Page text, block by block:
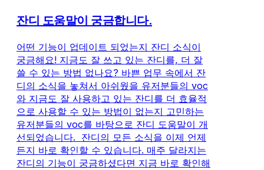
잔디 도움말이 궁금합니다.
어떤 기능이 업데이트 되었는지 잔디 소식이
궁금해요! 지금도 잘 쓰고 있는 잔디를, 더 잘
쓸 수 있는 방법 없나요? 바쁜 업무 속에서 잔
디의 소식을 놓쳐서 아쉬웠을 유저분들의 voc
와 지금도 잘 사용하고 있는 잔디를 더 효율적
으로 사용할 수 있는 방법이 없는지 고민하는
유저분들의 voc를 바탕으로 잔디 도움말이 개
선되었습니다. ​ 잔디의 모든 소식을 이제 언제
든지 바로 확인할 수 있습니다. 매주 달라지는
잔디의 기능이 궁금하셨다면 지금 바로 확인해